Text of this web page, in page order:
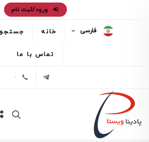
ورود/ثبت نام
فارسی خانه
تماس با ما
تلگرام